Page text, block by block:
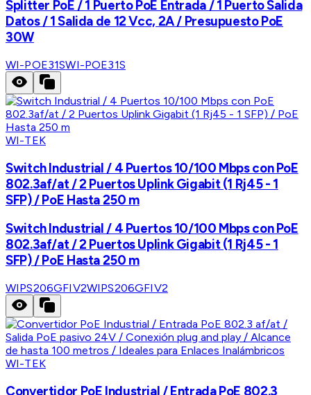
Splitter PoE / 1 Puerto PoE Entrada / 1 Puerto Salida
Datos / 1 Salida de 12 Vcc, 2A / Presupuesto PoE
30W
WI-POE31SWI-POE31S
WI-TEK
Switch Industrial / 4 Puertos 10/100 Mbps con PoE
802.3af/at / 2 Puertos Uplink Gigabit (1 Rj45 - 1
SFP) / PoE Hasta 250 m
Switch Industrial / 4 Puertos 10/100 Mbps con PoE
802.3af/at / 2 Puertos Uplink Gigabit (1 Rj45 - 1
SFP) / PoE Hasta 250 m
WIPS206GFIV2WIPS206GFIV2
WI-TEK
Convertidor PoE Industrial / Entrada PoE 802.3